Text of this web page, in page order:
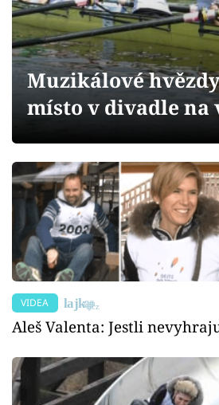
Videa
Sledujte prima+
Sledujte nás
Muzikálové
místo v divadle na
VIDEA
Aleš Valenta: Jestli